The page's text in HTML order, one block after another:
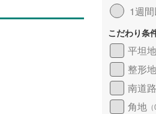
1週
こだわり条
平坦地
整形地
南道路
角地 （